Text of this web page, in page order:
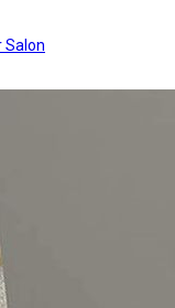
Salon